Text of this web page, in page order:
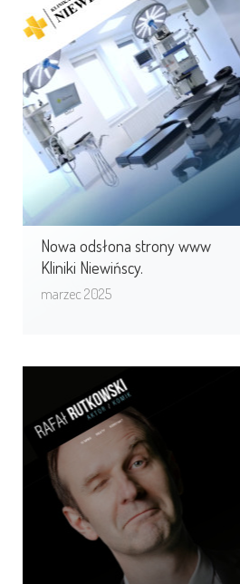
Nowa odsłona strony www
Kliniki Niewińscy.
marzec 2025
Nowa odsłona strony www
Kliniki Niewińscy.
Wraz z poszerzeniem wachlarza
usług medycznych, niezbędna była
również zmiana wizerunku Kliniki
w sieci. ...
Rafał Rutkowski Aktor,
Komik, Stand-uper
Rafał Rutkowski aktor teatralny,
filmowy i telewizyjny. Absolwent
Wydziału Aktorskiego warszawskiej
PWST. Od ponad 25 ...